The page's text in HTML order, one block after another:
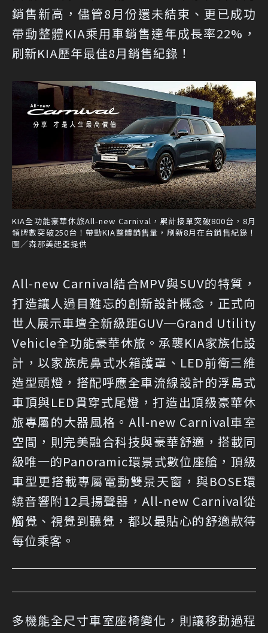
銷售新高，儘管8月份還未結束、更已成功
帶動整體KIA乘用車銷售達年成長率22%，
刷新KIA歷年最佳8月銷售紀錄！
KIA全功能豪華休旅All-new Carnival，累計接單突破800台，8月
領牌數突破250台！帶動KIA整體銷售量，刷新8月在台銷售紀錄！
圖／森那美起亞提供
All-new Carnival結合MPV與SUV的特質，
打造讓人過目難忘的創新設計概念，正式向
世人展示車壇全新級距GUV─Grand Utility
Vehicle全功能豪華休旅。承襲KIA家族化設
計，以家族虎鼻式水箱護罩、LED前衛三維
造型頭燈，搭配呼應全車流線設計的浮島式
車頂與LED貫穿式尾燈，打造出頂級豪華休
旅專屬的大器風格。All-new Carnival車室
空間，則完美融合科技與豪華舒適，搭載同
級唯一的Panoramic環景式數位座艙，頂級
車型更搭載專屬電動雙景天窗，與BOSE環
繞音響附12具揚聲器，All-new Carnival從
觸覺、視覺到聽覺，都以最貼心的舒適款待
每位乘客。
多機能全尺寸車室座椅變化，則讓移動過程